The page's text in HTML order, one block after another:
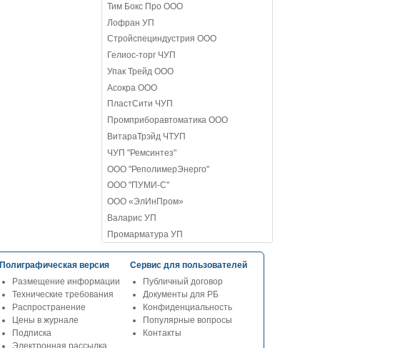
Тим Бокс Про ООО
Лофран УП
Стройспециндустрия ООО
Гелиос-торг ЧУП
Упак Трейд ООО
Асокра ООО
ПластСити ЧУП
Промприборавтоматика ООО
ВитараТрэйд ЧТУП
ЧУП "Ремсинтез"
ООО "РеполимерЭнерго"
ООО "ПУМИ-С"
ООО «ЭлИнПром»
Валарис УП
Промарматура УП
Полиграфическая версия
Размещение информации
Технические требования
Распространение
Цены в журнале
Подписка
Электронная рассылка
Сервис для пользователей
Публичный договор
Документы для РБ
Конфиденциальность
Популярные вопросы
Контакты